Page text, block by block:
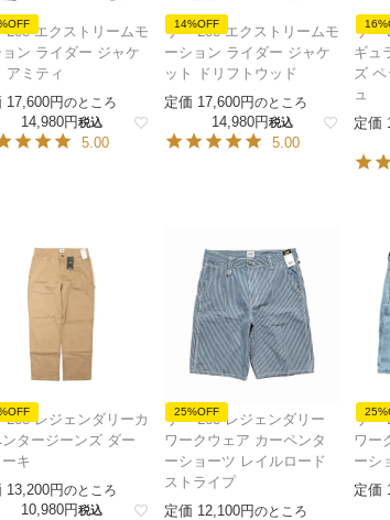
Lee エクストリームモ
ョン ライダー ジャケ
アミティ
17,600 のところ
14,980 税込
5.00
14%OFF
リー Lee エクストリームモ
ーション ライダー ジャケ
ット ドリフトウッド
定価 17,600 のところ
14,980 税込
5.00
リー
ギュ
ズ
ュ
定価
Lee レジェンダリーカ
ンタージーンズ ダー
キ
13,200 のところ
10,980 税込
25%OFF
リー Lee レジェンダリー
ワークウェア カーペンタ
ーショーツ レイルロード
ストライプ
定価 12,100 のところ
リー
ワー
ーシ
定価